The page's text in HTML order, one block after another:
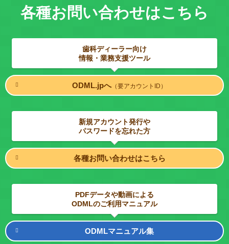
各種お問い合わせはこちら
歯科ディーラー向け
情報・業務支援ツール
ODML.jpへ（要アカウントID）
新規アカウント発行や
パスワードを忘れた方
各種お問い合わせはこちら
PDFデータや動画による
ODMLのご利用マニュアル
ODMLマニュアル集